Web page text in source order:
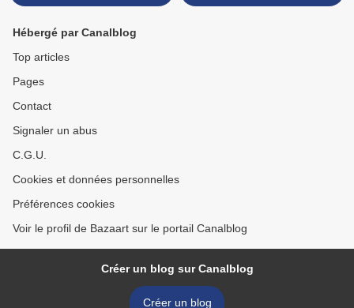
Hébergé par Canalblog
Top articles
Pages
Contact
Signaler un abus
C.G.U.
Cookies et données personnelles
Préférences cookies
Voir le profil de Bazaart sur le portail Canalblog
Créer un blog sur Canalblog
Créer un blog